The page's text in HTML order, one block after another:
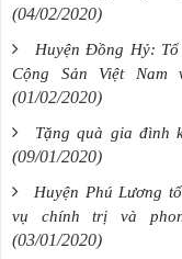
(04/02/2020)
Huyện Đồng Hỷ:
Cộng Sản Việt
(01/02/2020)
Tặng quà gia đình
(09/01/2020)
Huyện Phú Lương
vụ chính trị và
(03/01/2020)